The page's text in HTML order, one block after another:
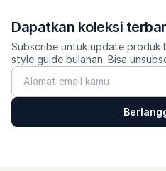
Dapatkan koleksi
Subscribe untuk update produk
style guide bulanan. Bisa